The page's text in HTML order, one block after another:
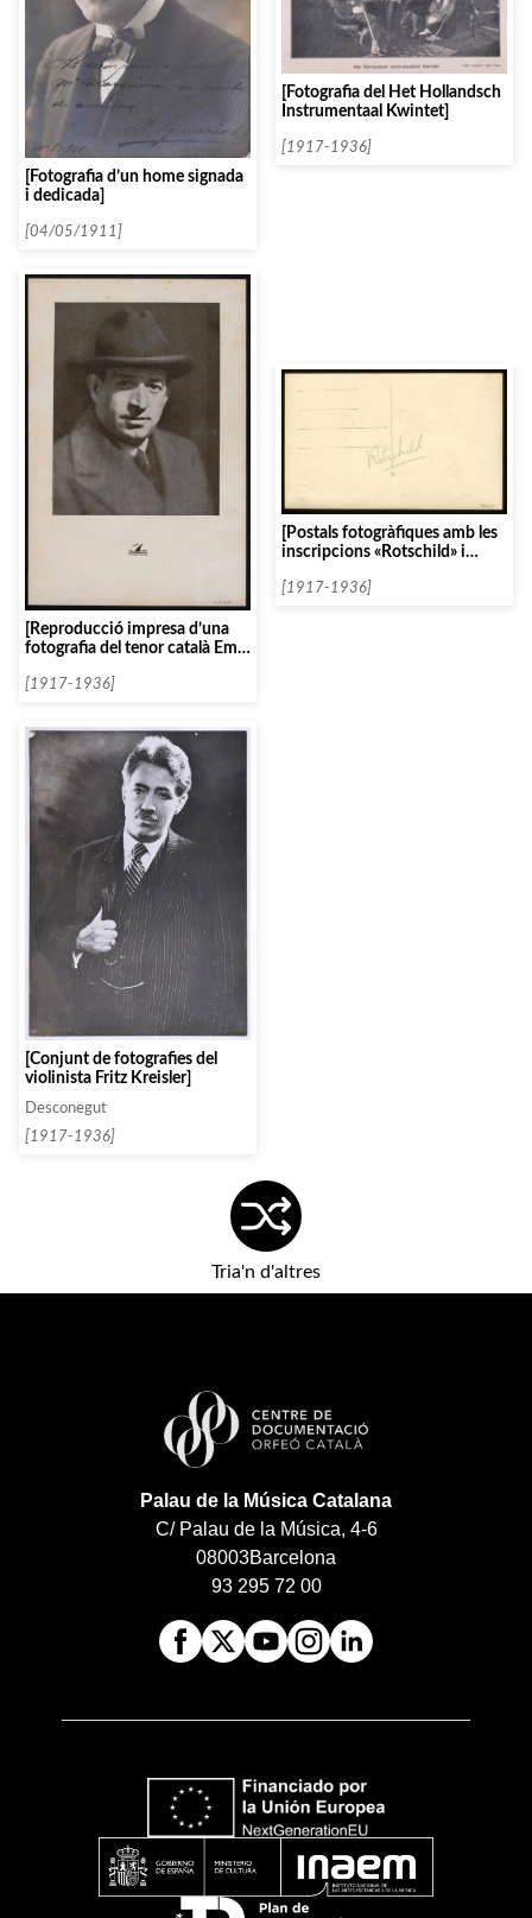
[Fotografia d’un home signada
i dedicada]
[04/05/1911]
[Fotografia del Het Hollandsch
Instrumentaal Kwintet]
[1917-1936]
[Reproducció impresa d’una
fotografia del tenor català Emili
[1917-1936]
[Postals fotogràfiques amb les
inscripcions «Rotschild» i
[1917-1936]
[Conjunt de fotografies del
violinista Fritz Kreisler]
Desconegut
[1917-1936]
Tria'n d'altres
Palau de la Música Catalana
C/ Palau de la Música, 4-6
08003Barcelona
93 295 72 00